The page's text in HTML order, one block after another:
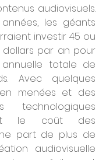
audiovisuels.
années, les géants
investir 45 ou
dollars par an pour
totale de
Avec quelques
menées et des
technologiques
le coût des
part de plus de
audiovisuelle